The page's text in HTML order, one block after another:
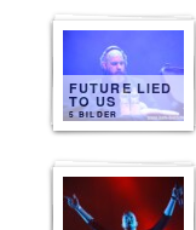
FUTURE LIED
TO US
5 BILDER